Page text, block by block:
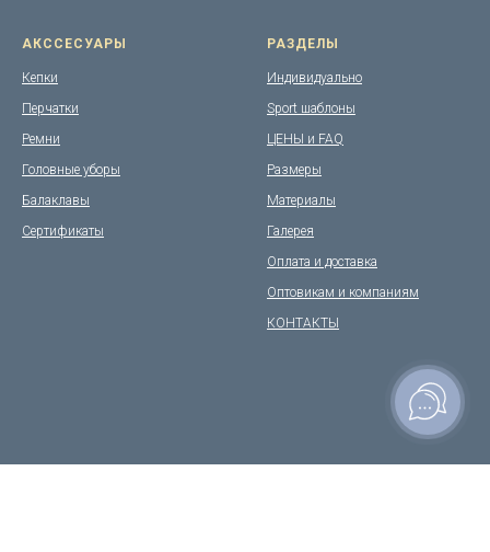
АКССЕСУАРЫ
Кепки
Перчатки
Ремни
Головные уборы
Балаклавы
Сертификаты
РАЗДЕЛЫ
Индивидуально
Sport шаблоны
ЦЕНЫ и FAQ
Размеры
Материалы
Галерея
Оплата и доставка
Оптовикам и компаниям
КОНТАКТЫ